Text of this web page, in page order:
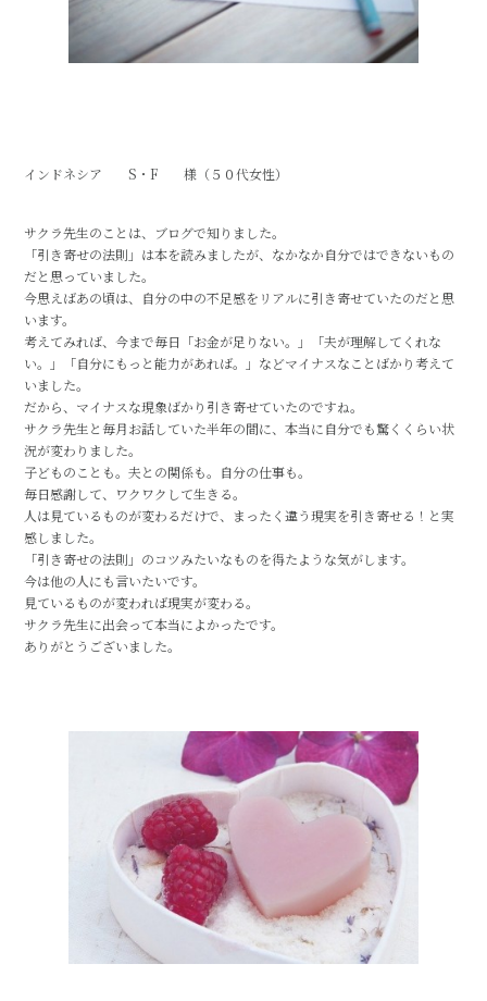
インドネシア S・F 様（５０代女性）
サクラ先生のことは、ブログで知りました。
「引き寄せの法則」は本を読みましたが、なかなか自分ではできないもの
だと思っていました。
今思えばあの頃は、自分の中の不足感をリアルに引き寄せていたのだと思
います。
考えてみれば、今まで毎日「お金が足りない。」「夫が理解してくれな
い。」「自分にもっと能力があれば。」などマイナスなことばかり考えて
いました。
だから、マイナスな現象ばかり引き寄せていたのですね。
サクラ先生と毎月お話していた半年の間に、本当に自分でも驚くくらい状
況が変わりました。
子どものことも。夫との関係も。自分の仕事も。
毎日感謝して、ワクワクして生きる。
人は見ているものが変わるだけで、まったく違う現実を引き寄せる！と実
感しました。
「引き寄せの法則」のコツみたいなものを得たような気がします。
今は他の人にも言いたいです。
見ているものが変われば現実が変わる。
サクラ先生に出会って本当によかったです。
ありがとうございました。